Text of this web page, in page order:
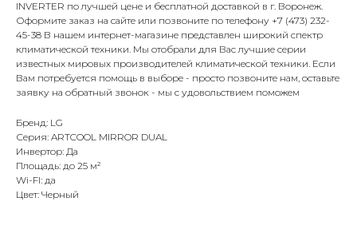
INVERTER по лучшей цене и бесплатной доставкой в г. Воронеж.
Оформите заказ на сайте или позвоните по телефону +7 (473) 232-
45-38 В нашем интернет-магазине представлен широкий спектр
климатической техники. Мы отобрали для Вас лучшие серии
известных мировых производителей климатической техники. Если
Вам потребуется помощь в выборе - просто позвоните нам, оставьте
заявку на обратный звонок - мы с удовольствием поможем
Бренд: LG
Серия: ARTCOOL MIRROR DUAL
Инвертор: Да
Площадь: до 25 м²
Wi-FI: да
Цвет: Черный